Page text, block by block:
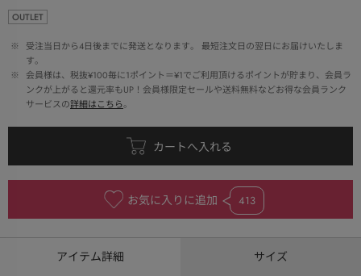
OUTLET
※
受注当日から4日後までに発送となります。 最短注文日の翌日にお届けいたしま
す。
※
会員様は、税抜¥100毎に1ポイント＝¥1でご利用頂けるポイントが貯まり、会員ラ
ンクが上がると還元率もUP！会員様限定セールや送料無料などお得な会員ランク
サービスの詳細はこちら。
お気に入りに追加 413
アイテム詳細 サイズ